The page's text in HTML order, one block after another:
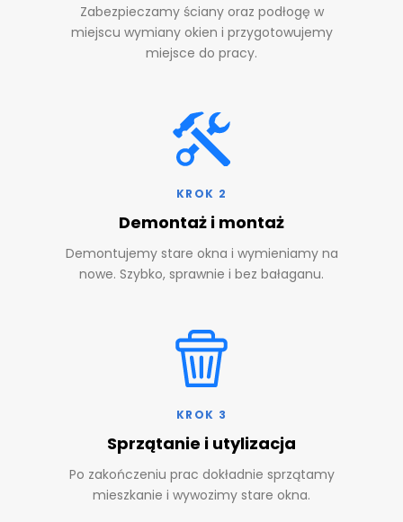
Zabezpieczamy ściany oraz podłogę w
miejscu wymiany okien i przygotowujemy
miejsce do pracy.
KROK 2
Demontaż i montaż
Demontujemy stare okna i wymieniamy na
nowe. Szybko, sprawnie i bez bałaganu.
KROK 3
Sprzątanie i utylizacja
Po zakończeniu prac dokładnie sprzątamy
mieszkanie i wywozimy stare okna.